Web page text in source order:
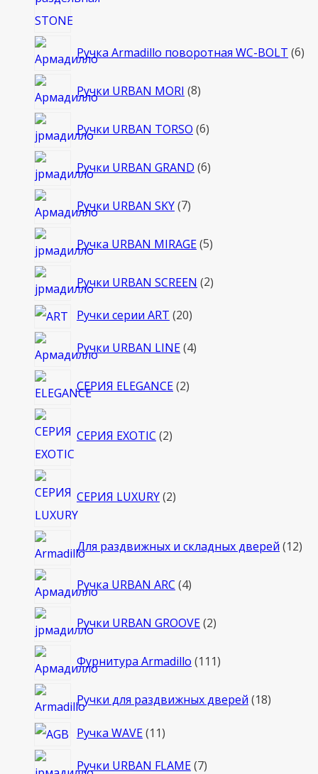
Ручка Armadillo поворотная WC-BOLT 66
Ручки URBAN MORI 88
Ручки URBAN TORSO 66
Ручки URBAN GRAND 66
Ручки URBAN SKY 77
Ручка URBAN MIRAGE 55
Ручки URBAN SCREEN 22
Ручки серии ART 2020
Ручки URBAN LINE 44
СЕРИЯ ELEGANCE 22
СЕРИЯ EXOTIC 2товара
СЕРИЯ LUXURY 2товара
Для раздвижных и складных дверей 1212
Ручка URBAN ARC 44
Ручки URBAN GROOVE 22
Фурнитура Armadillo 111111
Ручки для раздвижных дверей 1818
Ручка WAVE 1111
Ручки URBAN FLAME 77